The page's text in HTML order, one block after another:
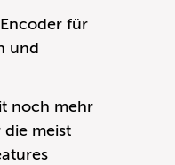
für
und
noch mehr
meist